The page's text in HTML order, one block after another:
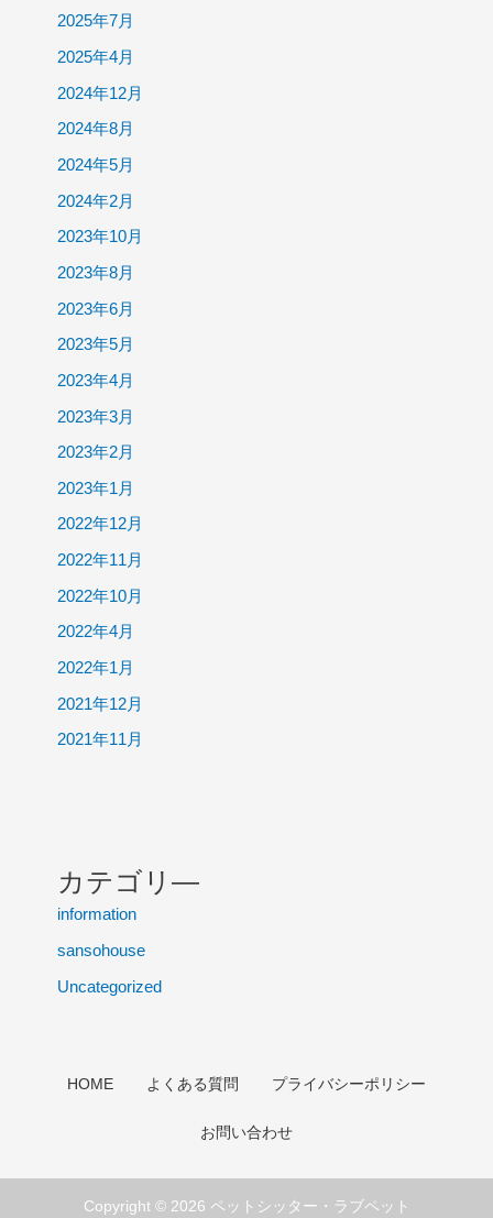
2025年7月
2025年4月
2024年12月
2024年8月
2024年5月
2024年2月
2023年10月
2023年8月
2023年6月
2023年5月
2023年4月
2023年3月
2023年2月
2023年1月
2022年12月
2022年11月
2022年10月
2022年4月
2022年1月
2021年12月
2021年11月
カテゴリ―
information
sansohouse
Uncategorized
HOME よくある質問 プライバシーポリシー
お問い合わせ
Copyright © 2026 ペットシッター・ラブペット